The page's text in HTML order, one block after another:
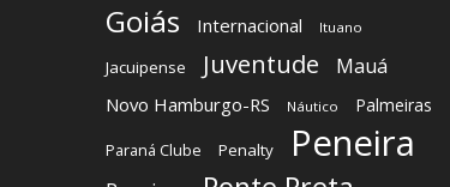
Goiás Internacional Ituano
Jacuipense Juventude Mauá
Novo Hamburgo-RS Náutico Palmeiras
Paraná Clube Penalty Peneira